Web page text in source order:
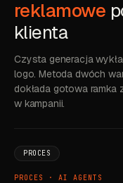
reklamowe
klienta
Czysta generacja
logo. Metoda dwóch
dokłada gotowa ramka
w kampanii.
PROCES · AI AGENTS
PROCES